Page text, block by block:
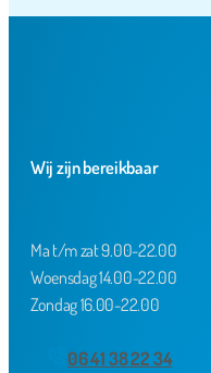
Wij zijn bereikbaar
Ma t/m zat 9.00-22.00
Woensdag 14.00-22.00
Zondag 16.00-22.00
06 41 38 22 34